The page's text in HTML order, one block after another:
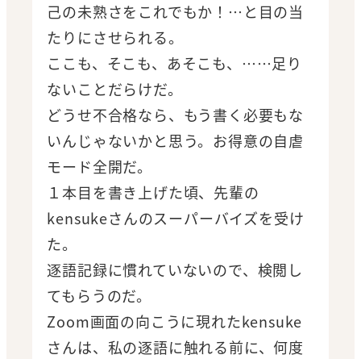
己の未熟さをこれでもか！…と目の当
たりにさせられる。
ここも、そこも、あそこも、……足り
ないことだらけだ。
どうせ不合格なら、もう書く必要もな
いんじゃないかと思う。お得意の自虐
モード全開だ。
１本目を書き上げた頃、先輩の
kensukeさんのスーパーバイズを受け
た。
逐語記録に慣れていないので、検閲し
てもらうのだ。
Zoom画面の向こうに現れたkensuke
さんは、私の逐語に触れる前に、何度